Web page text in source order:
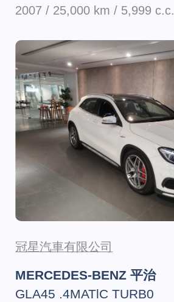
2007 / 25,000 km / 5,999 c.c.
冠星汽車有限公司
MERCEDES-BENZ 平治
GLA45 .4MATlC TURB0